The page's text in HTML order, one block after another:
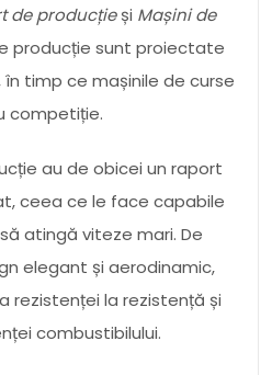
de producțieși Mașini de
producție sunt proiectate
timp ce mașinile de curse
competiție.
au de obicei un raport
ceea ce le face capabile
atingă viteze mari. De
elegant și aerodinamic,
rezistenței la rezistență și
combustibilului.